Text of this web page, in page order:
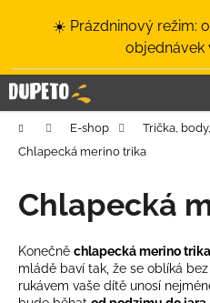
☀️ Prázdninový režim:
objednávek
Domů E-shop Trička,
Chlapecká merino trika
Chlapecká
Konečně chlapeckámerino trika
mládě baví tak, že se oblíká
rukávem vaše dítě unosí
í
k C
o
p
t
ř
e
b
u